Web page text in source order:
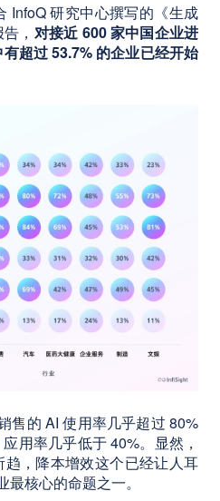
InfoQ 研究中心撰写的《生成
， 对接近 600 家中国企业进
超过 53.7% 的企业已经开始
售的 AI 使用率几乎超过 80%
用率几乎低于 40%。显然，
，降本增效这个已经让人耳
核心的命题之一。